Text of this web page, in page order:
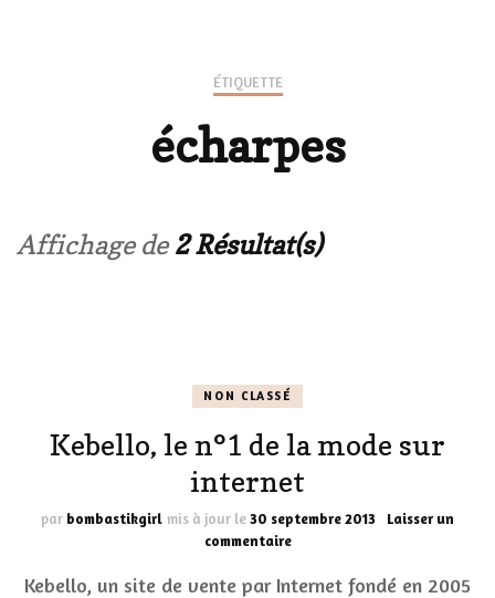
ÉTIQUETTE
écharpes
Affichage de2 Résultat(s)
NON CLASSÉ
Kebello, le n°1 de la mode sur
internet
par bombastikgirl mis à jour le30 septembre 2013
Laisser un
commentairesur
le
Kebello, un site de vente par Internet fondé en 2005